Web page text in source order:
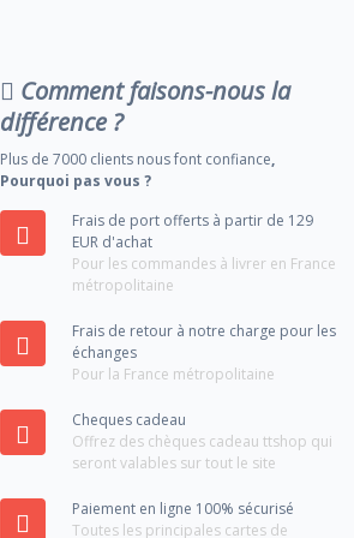
Comment faisons-nous la
différence ?
Plus de 7000 clients nous font confiance,
Pourquoi pas vous ?
Frais de port offerts à partir de 129
EUR d'achat
Pour les commandes à livrer en France
métropolitaine
Frais de retour à notre charge pour les
échanges
Pour la France métropolitaine
Cheques cadeau
Offrez des chèques cadeau ttshop qui
seront valables sur tout le site
Paiement en ligne 100% sécurisé
Toutes les principales cartes de